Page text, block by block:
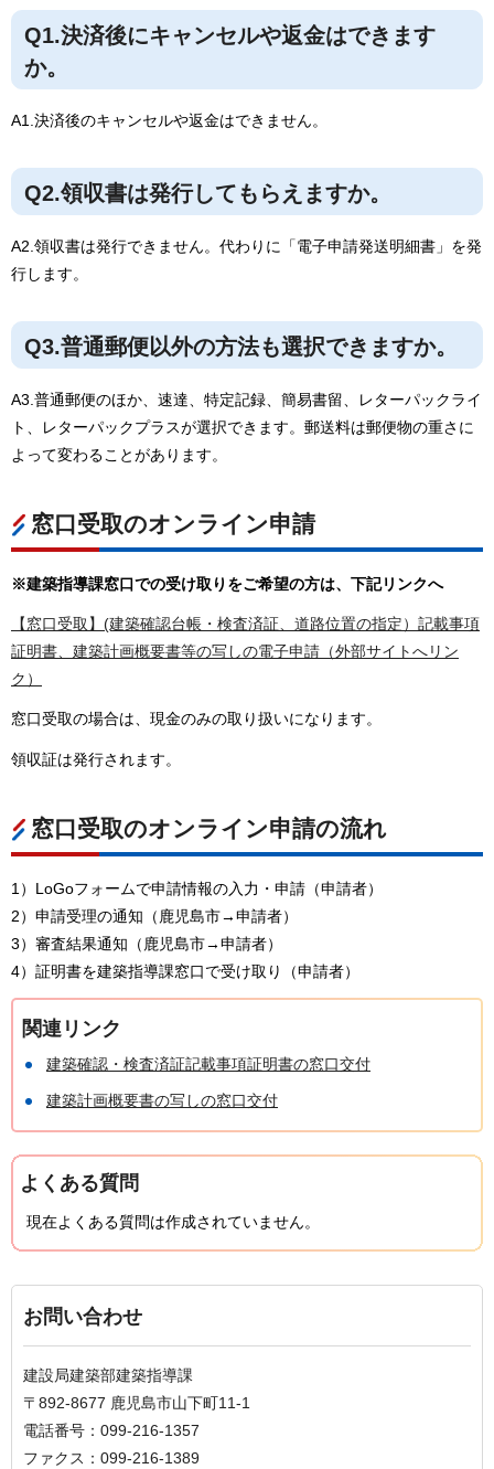
Q1.決済後にキャンセルや返金はできます
か。
A1.決済後のキャンセルや返金はできません。
Q2.領収書は発行してもらえますか。
A2.領収書は発行できません。代わりに「電子申請発送明細書」を発
行します。
Q3.普通郵便以外の方法も選択できますか。
A3.普通郵便のほか、速達、特定記録、簡易書留、レターパックライ
ト、レターパックプラスが選択できます。郵送料は郵便物の重さに
よって変わることがあります。
窓口受取のオンライン申請
※建築指導課窓口での受け取りをご希望の方は、下記リンクへ
【窓口受取】(建築確認台帳・検査済証、道路位置の指定）記載事項
証明書、建築計画概要書等の写しの電子申請（外部サイトへリン
ク）
窓口受取の場合は、現金のみの取り扱いになります。
領収証は発行されます。
窓口受取のオンライン申請の流れ
1）LoGoフォームで申請情報の入力・申請（申請者）
2）申請受理の通知（鹿児島市→申請者）
3）審査結果通知（鹿児島市→申請者）
4）証明書を建築指導課窓口で受け取り（申請者）
関連リンク
建築確認・検査済証記載事項証明書の窓口交付
建築計画概要書の写しの窓口交付
よくある質問
現在よくある質問は作成されていません。
お問い合わせ
建設局建築部建築指導課
〒892-8677 鹿児島市山下町11-1
電話番号：099-216-1357
ファクス：099-216-1389